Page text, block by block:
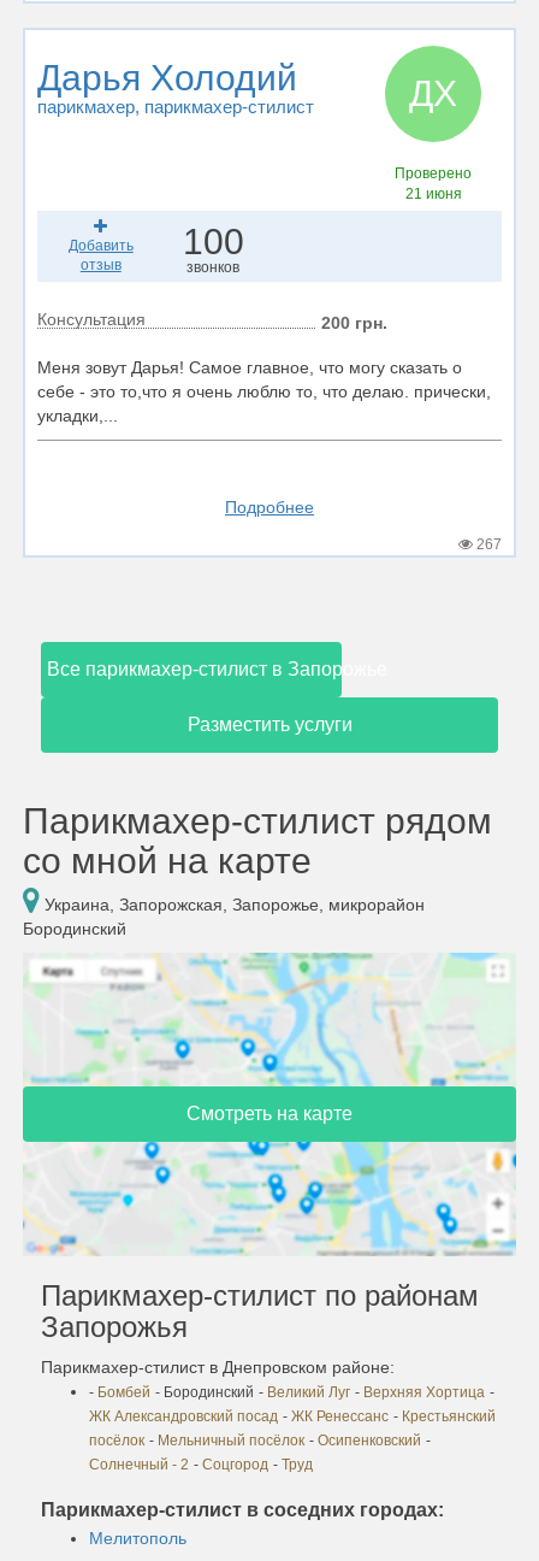
Дарья Холодий
парикмахер, парикмахер-стилист ДХ
Проверено
21 июня
Добавить
отзыв
100
звонков
Консультация 200 грн.
Меня зовут Дарья! Самое главное, что могу сказать о
себе - это то,что я очень люблю то, что делаю. прически,
укладки,...
Подробнее
267
Все парикмахер-стилист в Запорожье
Разместить услуги
Парикмахер-стилист рядом
со мной на карте
Украина, Запорожская, Запорожье, микрорайон
Бородинский
Смотреть на карте
Парикмахер-стилист по районам
Запорожья
Парикмахер-стилист в Днепровском районе:
- Бомбей - Бородинский - Великий Луг - Верхняя Хортица -
ЖК Александровский посад - ЖК Ренессанс - Крестьянский
посёлок - Мельничный посёлок - Осипенковский -
Солнечный - 2 - Соцгород - Труд
Парикмахер-стилист в соседних городах:
Мелитополь